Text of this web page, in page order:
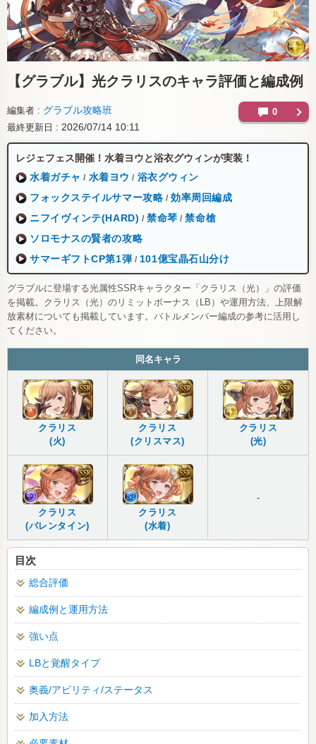
【グラブル】 光クラリスのキャラ評価と編成例
編集者 グラブル攻略班
最終更新日 2026/07/14 10:11
0
レジェフェス開催！水着ヨウと浴衣グウィンが実装！
水着ガチャ / 水着ヨウ / 浴衣グウィン
フォックステイルサマー攻略 / 効率周回編成
ニフイヴィンテ(HARD) / 禁命琴 / 禁命槍
ソロモナスの賢者の攻略
サマーギフトCP第1弾 / 101億宝晶石山分け
グラブルに登場する光属性SSRキャラクター「クラリス（光）」の評価
を掲載。クラリス（光）のリミットボーナス（LB）や運用方法、上限解
放素材についても掲載しています。バトルメンバー編成の参考に活用し
てください。
同名キャラ
クラリス
(火)
クラリス
(クリスマス)
クラリス
(光)
クラリス
(バレンタイン)
クラリス
(水着)
-
目次
総合評価
編成例と運用方法
強い点
LBと覚醒タイプ
奥義/アビリティ/ステータス
加入方法